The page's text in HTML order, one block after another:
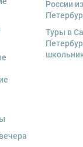
“О компании”.
или отменить
мажорными
клиенту в
обязан
России из
Туры в